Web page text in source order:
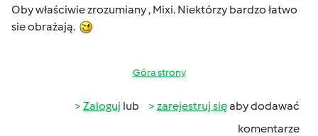
Oby właściwie zrozumiany , Mixi. Niektórzy bardzo łatwo
sie obrażają.
Góra strony
Zaloguj lub zarejestruj sięaby dodawać
komentarze